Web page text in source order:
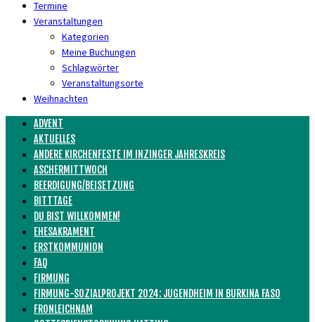
Termine
Veranstaltungen
Kategorien
Meine Buchungen
Schlagwörter
Veranstaltungsorte
Weihnachten
ADVENT
AKTUELLES
ANDERE KIRCHENFESTE IM INZINGER JAHRESKREIS
ASCHERMITTWOCH
BEERDIGUNG/BEISETZUNG
BITTTAGE
DU BIST WILLKOMMEN!
EHESAKRAMENT
ERSTKOMMUNION
FAQ
FIRMUNG
FIRMUNG-SOZIALPROJEKT 2024: JUGENDHEIM IN BURKINA FASO
FRONLEICHNAM